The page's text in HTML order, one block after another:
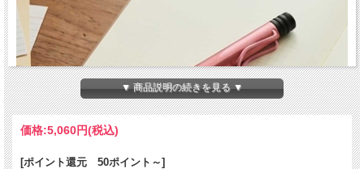
▼ 商品説明の続きを見る ▼
価格:5,060円(税込)
[ポイント還元 50ポイント～]